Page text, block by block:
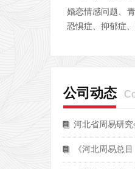
公司动态
뀴
뀴 《河北周易总
婚恋情感问题、
恐惧症、抑郁症